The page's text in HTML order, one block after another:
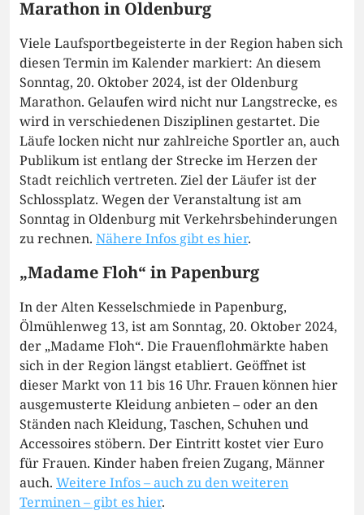
Marathon in Oldenburg
Viele Laufsportbegeisterte in der Region haben sich
diesen Termin im Kalender markiert: An diesem
Sonntag, 20. Oktober 2024, ist der Oldenburg
Marathon. Gelaufen wird nicht nur Langstrecke, es
wird in verschiedenen Disziplinen gestartet. Die
Läufe locken nicht nur zahlreiche Sportler an, auch
Publikum ist entlang der Strecke im Herzen der
Stadt reichlich vertreten. Ziel der Läufer ist der
Schlossplatz. Wegen der Veranstaltung ist am
Sonntag in Oldenburg mit Verkehrsbehinderungen
zu rechnen. Nähere Infos gibt es hier.
„Madame Floh“ in Papenburg
In der Alten Kesselschmiede in Papenburg,
Ölmühlenweg 13, ist am Sonntag, 20. Oktober 2024,
der „Madame Floh“. Die Frauenflohmärkte haben
sich in der Region längst etabliert. Geöffnet ist
dieser Markt von 11 bis 16 Uhr. Frauen können hier
ausgemusterte Kleidung anbieten – oder an den
Ständen nach Kleidung, Taschen, Schuhen und
Accessoires stöbern. Der Eintritt kostet vier Euro
für Frauen. Kinder haben freien Zugang, Männer
auch. Weitere Infos – auch zu den weiteren
Terminen – gibt es hier.